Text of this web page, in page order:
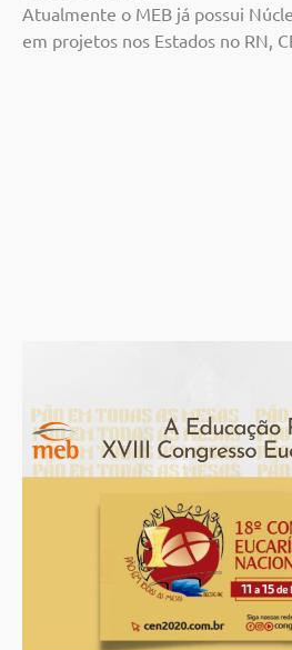
Atualmente o MEB já possui
em projetos nos Estados no RN,